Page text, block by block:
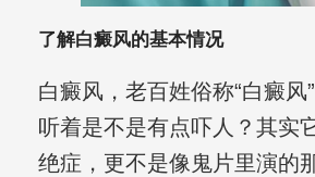
了解白癜风的基本情况
白癜风，老百姓俗称“白癜风”
听着是不是有点吓人？其实
绝症，更不是像鬼片里演的那